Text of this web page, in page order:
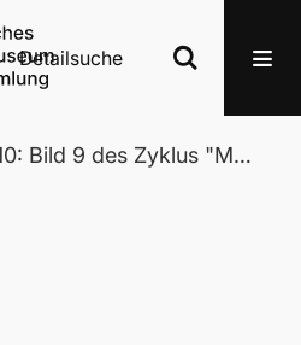
Detailsuche
OJM_Birnbaum_010: Bild 9 des Zyklus "Moses"